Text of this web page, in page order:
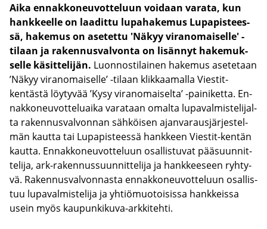
Aika en­nak­ko­neu­vot­te­luun voi­daan va­ra­ta, kun
hank­keel­le on laa­dit­tu lu­pa­ha­ke­mus Lu­pa­pis­tees­
sä, ha­ke­mus on ase­tet­tu 'Näkyy vi­ran­omai­sel­le' -​
tilaan ja ra­ken­nus­val­von­ta on li­sän­nyt ha­ke­muk­
sel­le kä­sit­te­li­jän. Luon­nos­ti­lai­nen ha­ke­mus ase­te­taan
’Näkyy vi­ran­omai­sel­le’ -​tilaan klik­kaa­mal­la Viestit-​
kentästä löy­ty­vää ’Kysy vi­ran­omai­sel­ta’ -​painiketta. En­
nak­ko­neu­vot­te­luai­ka va­ra­taan omal­ta lu­pa­val­mis­te­li­jal­
ta ra­ken­nus­val­von­nan säh­köi­sen ajan­va­raus­jär­jes­tel­
män kaut­ta tai Lu­pa­pis­tees­sä hank­keen Viestit-​kentän
kaut­ta. En­nak­ko­neu­vot­te­luun osal­lis­tu­vat pää­suun­nit­
te­li­ja, ark-​rakennussuunnittelija ja hank­kee­seen ryh­ty­
vä. Ra­ken­nus­val­von­nas­ta en­nak­ko­neu­vot­te­luun osal­lis­
tuu lu­pa­val­mis­te­li­ja ja yh­tiö­muo­toi­sis­sa hank­keis­sa
usein myös kaupunkikuva-​arkkitehti.